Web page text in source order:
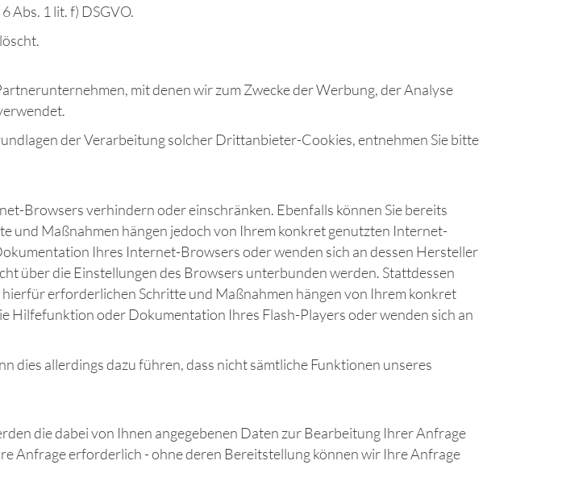
Abs. 1 lit. f) DSGVO.
mit denen wir zum Zwecke der Werbung, der Analyse
der Verarbeitung solcher Drittanbieter-Cookies, entnehmen Sie bitte
Browsers verhindern oder einschränken. Ebenfalls können Sie bereits
und Maßnahmen hängen jedoch von Ihrem konkret genutzten Internet-
Ihres Internet-Browsers oder wenden sich an dessen Hersteller
über die Einstellungen des Browsers unterbunden werden. Stattdessen
erforderlichen Schritte und Maßnahmen hängen von Ihrem konkret
Hilfefunktion oder Dokumentation Ihres Flash-Players oder wenden sich an
dies allerdings dazu führen, dass nicht sämtliche Funktionen unseres
die dabei von Ihnen angegebenen Daten zur Bearbeitung Ihrer Anfrage
Anfrage erforderlich - ohne deren Bereitstellung können wir Ihre Anfrage